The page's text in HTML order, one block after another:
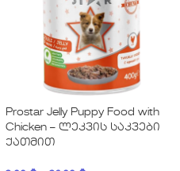
Prostar Jelly Puppy Food with
Chicken – ლეკვის საკვები
ქათმით